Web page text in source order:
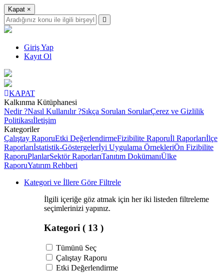
Kapat ×
Giriş Yap
Kayıt Ol
KAPAT
Kalkınma Kütüphanesi
Nedir ?Nasıl Kullanılır ?Sıkça Sorulan SorularÇerez ve Gizlilik
Politikasıİletişim
Kategoriler
Çalıştay RaporuEtki DeğerlendirmeFizibilite Raporuİl Raporlarıİlçe
Raporlarıİstatistik-Göstergelerİyi Uygulama ÖrnekleriÖn Fizibilite
RaporuPlanlarSektör RaporlarıTanıtım DokümanıÜlke
RaporuYatırım Rehberi
Kategori ve İllere Göre Filtrele
İlgili içeriğe göz atmak için her iki listeden filtreleme
seçimlerinizi yapınız.
Kategori ( 13 )
Tümünü Seç
Çalıştay Raporu
Etki Değerlendirme